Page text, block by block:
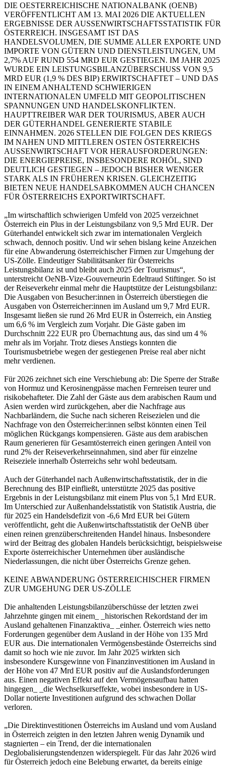
DIE OESTERREICHISCHE NATIONALBANK (OENB)
VERÖFFENTLICHT AM 13. MAI 2026 DIE AKTUELLEN
ERGEBNISSE DER AUSSENWIRTSCHAFTSSTATISTIK FÜR
ÖSTERREICH. INSGESAMT IST DAS
HANDELSVOLUMEN, DIE SUMME ALLER EXPORTE UND
IMPORTE VON GÜTERN UND DIENSTLEISTUNGEN, UM
2,7% AUF RUND 554 MRD EUR GESTIEGEN. IM JAHR 2025
WURDE EIN LEISTUNGSBILANZÜBERSCHUSS VON 9,5
MRD EUR (1,9 % DES BIP) ERWIRTSCHAFTET – UND DAS
IN EINEM ANHALTEND SCHWIERIGEN
INTERNATIONALEN UMFELD MIT GEOPOLITISCHEN
SPANNUNGEN UND HANDELSKONFLIKTEN.
HAUPTTREIBER WAR DER TOURISMUS, ABER AUCH
DER GÜTERHANDEL GENERIERTE STABILE
EINNAHMEN. 2026 STELLEN DIE FOLGEN DES KRIEGS
IM NAHEN UND MITTLEREN OSTEN ÖSTERREICHS
AUSSENWIRTSCHAFT VOR HERAUSFORDERUNGEN:
DIE ENERGIEPREISE, INSBESONDERE ROHÖL, SIND
DEUTLICH GESTIEGEN – JEDOCH BISHER WENIGER
STARK ALS IN FRÜHEREN KRISEN. GLEICHZEITIG
BIETEN NEUE HANDELSABKOMMEN AUCH CHANCEN
FÜR ÖSTERREICHS EXPORTWIRTSCHAFT.
„Im wirtschaftlich schwierigen Umfeld von 2025 verzeichnet
Österreich ein Plus in der Leistungsbilanz von 9,5 Mrd EUR. Der
Güterhandel entwickelt sich zwar im internationalen Vergleich
schwach, dennoch positiv. Und wir sehen bislang keine Anzeichen
für eine Abwanderung österreichischer Firmen zur Umgehung der
US-Zölle. Eindeutiger Stabilitätsanker für Österreichs
Leistungsbilanz ist und bleibt auch 2025 der Tourismus“,
unterstreicht OeNB-Vize-Gouverneurin Edeltraud Stiftinger. So ist
der Reiseverkehr einmal mehr die Hauptstütze der Leistungsbilanz:
Die Ausgaben von Besucher:innen in Österreich überstiegen die
Ausgaben von Österreicher:innen im Ausland um 9,7 Mrd EUR.
Insgesamt ließen sie rund 26 Mrd EUR in Österreich, ein Anstieg
um 6,6 % im Vergleich zum Vorjahr. Die Gäste gaben im
Durchschnitt 222 EUR pro Übernachtung aus, das sind um 4 %
mehr als im Vorjahr. Trotz dieses Anstiegs konnten die
Tourismusbetriebe wegen der gestiegenen Preise real aber nicht
mehr verdienen.
Für 2026 zeichnet sich eine Verschiebung ab: Die Sperre der Straße
von Hormuz und Kerosinengpässe machen Fernreisen teurer und
risikobehafteter. Die Zahl der Gäste aus dem arabischen Raum und
Asien werden wird zurückgehen, aber die Nachfrage aus
Nachbarländern, die Suche nach sicheren Reisezielen und die
Nachfrage von den Österreicher:innen selbst könnten einen Teil
möglichen Rückgangs kompensieren. Gäste aus dem arabischen
Raum generieren für Gesamtösterreich einen geringen Anteil von
rund 2% der Reiseverkehrseinnahmen, sind aber für einzelne
Reiseziele innerhalb Österreichs sehr wohl bedeutsam.
Auch der Güterhandel nach Außenwirtschaftsstatistik, der in die
Berechnung des BIP einfließt, unterstützte 2025 das positive
Ergebnis in der Leistungsbilanz mit einem Plus von 5,1 Mrd EUR.
Im Unterschied zur Außenhandelsstatistik von Statistik Austria, die
für 2025 ein Handelsdefizit von -6,6 Mrd EUR bei Gütern
veröffentlicht, geht die Außenwirtschaftsstatistik der OeNB über
einen reinen grenzüberschreitenden Handel hinaus. Insbesondere
wird der Beitrag des globalen Handels berücksichtigt, beispielsweise
Exporte österreichischer Unternehmen über ausländische
Niederlassungen, die nicht über Österreichs Grenze gehen.
KEINE ABWANDERUNG ÖSTERREICHISCHER FIRMEN
ZUR UMGEHUNG DER US-ZÖLLE
Die anhaltenden Leistungsbilanzüberschüsse der letzten zwei
Jahrzehnte gingen mit einem_ _historischen Rekordstand der im
Ausland gehaltenen Finanzaktiva_ _einher. Österreich wies netto
Forderungen gegenüber dem Ausland in der Höhe von 135 Mrd
EUR aus. Die internationalen Vermögensbestände Österreichs sind
damit so hoch wie nie zuvor. Im Jahr 2025 wirkten sich
insbesondere Kursgewinne von Finanzinvestitionen im Ausland in
der Höhe von 47 Mrd EUR positiv auf die Auslandsforderungen
aus. Einen negativen Effekt auf den Vermögensaufbau hatten
hingegen_ _die Wechselkurseffekte, wobei insbesondere in US-
Dollar notierte Investitionen aufgrund des schwachen Dollar
verloren.
„Die Direktinvestitionen Österreichs im Ausland und vom Ausland
in Österreich zeigten in den letzten Jahren wenig Dynamik und
stagnierten – ein Trend, der die internationalen
Deglobalisierungstendenzen widerspiegelt. Für das Jahr 2026 wird
für Österreich jedoch eine Belebung erwartet, da bereits einige